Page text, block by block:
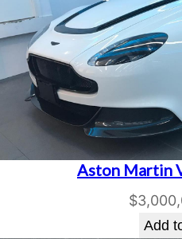
Aston Martin
$
Add